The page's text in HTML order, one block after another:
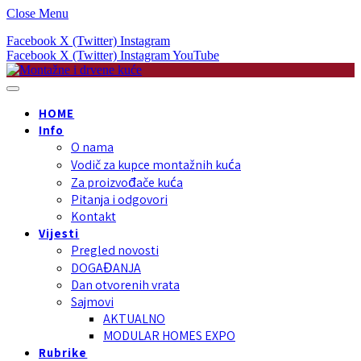
Close Menu
Facebook X (Twitter) Instagram
Facebook X (Twitter) InstagramYouTube
HOME
Info
O nama
Vodič za kupce montažnih kuća
Za proizvođače kuća
Pitanja i odgovori
Kontakt
Vijesti
Pregled novosti
DOGAĐANJA
Dan otvorenih vrata
Sajmovi
AKTUALNO
MODULAR HOMES EXPO
Rubrike